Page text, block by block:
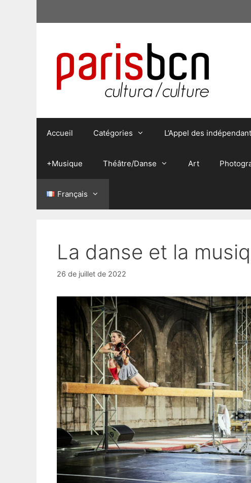
Accueil Catégories L’Appel des
+Musique Théâtre/Danse Art
Français
La danse et la
26 de juillet de 2022